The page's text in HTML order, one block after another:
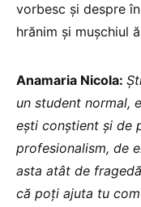
vorbesc și despre
hrănim și mușchiul
Anamaria Nicola:
un student normal,
ești conștient și de
profesionalism, de
asta atât de
că poți ajuta tu